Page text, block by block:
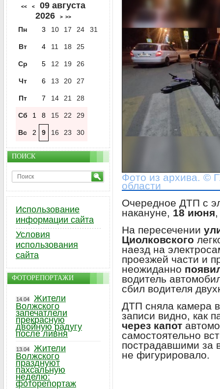
Фото из архива. ©
области
Очередное ДТП с
накануне, 18 июня
На пересечении
Циолковского
наезд на
проезжей части и
неожиданно
водитель
сбил водителя
ДТП сняла камера
записи видно, как
через капот
самостоятельно
пострадавшими за
не фигурировало.
<< <
09 августа
2026
> >>
Пн 3 10 17 24 31
Вт 4 11 18 25
Ср 5 12 19 26
Чт 6 13 20 27
Пт 7 14 21 28
Сб 1 8 15 22 29
Вс 2 9 16 23 30
ПОИСК
Использование
информации сайта
Условия
использования
сайта
ФОТОРЕПОРТАЖИ
14.04
Жители
Волжского
запечатлели
прекрасную
двойную радугу
после ливня
13.04
Жители
Волжского
празднуют
пахсальную
неделю:
фоторепортаж